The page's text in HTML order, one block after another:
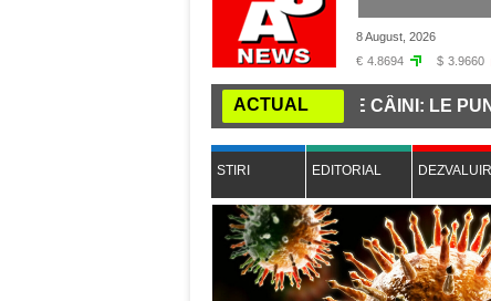
8 August, 2026
€ 4.8694 $ 3.9660
ACTUAL
CĂ A UCIS 662 DE CÂINI: LE PUNEA
STIRI EDITORIAL DEZVALUIRI